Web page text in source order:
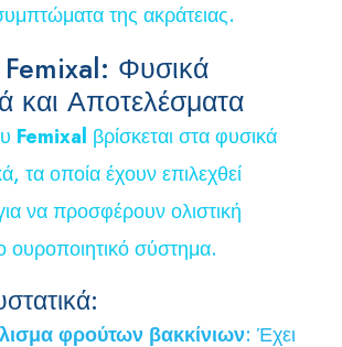
της ακράτειας.
Φυσικά
και Αποτελέσματα
Femixal βρίσκεται στα φυσικά
τα οποία έχουν επιλεχθεί
να προσφέρουν ολιστική
ουροποιητικό σύστημα.
φρούτων βακκίνιων: Έχει